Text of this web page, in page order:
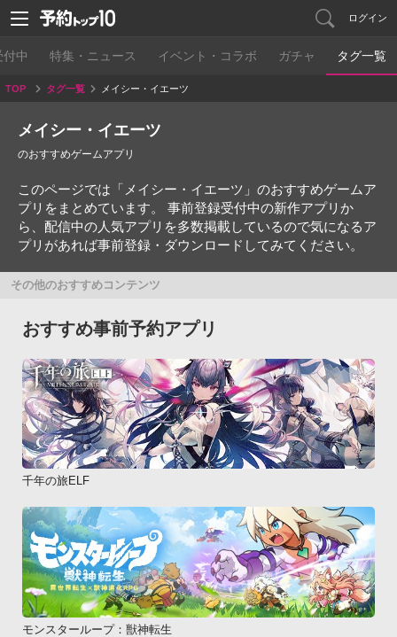
ログイン
中 特集・ニュース イベント・コラボ ガチャ タグ一覧
TOP タグ一覧 メイシー・イエーツ
メイシー・イエーツ
のおすすめゲームアプリ
このページでは「メイシー・イエーツ」のおすすめゲームア
プリをまとめています。 事前登録受付中の新作アプリか
ら、配信中の人気アプリを多数掲載しているので気になるア
プリがあれば事前登録・ダウンロードしてみてください。
その他のおすすめコンテンツ
おすすめ事前予約アプリ
千年の旅ELF
モンスターループ：獣神転生